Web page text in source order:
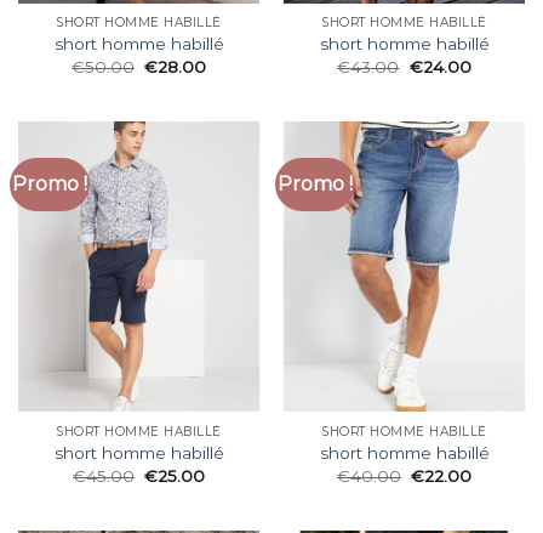
SHORT HOMME HABILLÉ
short homme habillé
€50.00 €28.00
SHORT HOMME HABILLÉ
short homme habillé
€43.00 €24.00
Promo !
SHORT HOMME HABILLÉ
short homme habillé
€45.00 €25.00
Promo !
SHORT HOMME HABILLÉ
short homme habillé
€40.00 €22.00